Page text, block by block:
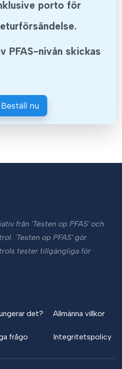
porto för
PFAS-nivån skickas
Beställ nu
från 'Testen op PFAS' och
'Testen op PFAS' gör
tester tillgängliga för
det?
frågo
Allmänna villkor
Integritetspolicy